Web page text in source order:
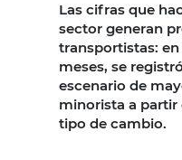
Las cifras que
sector generan
transportistas:
meses, se
escenario de
minorista a partir
tipo de cambio.